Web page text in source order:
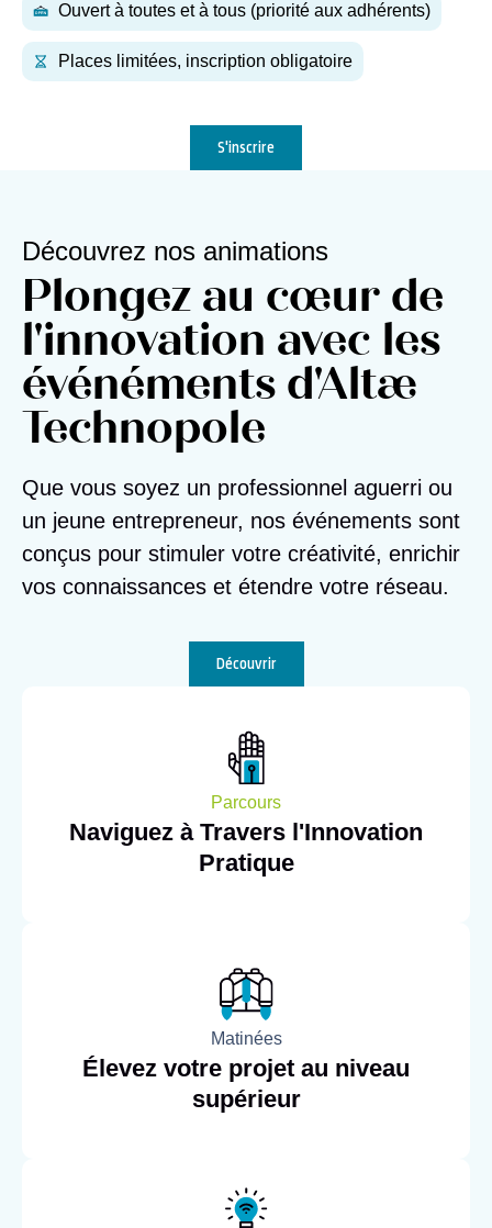
Ouvert à toutes et à tous (priorité aux adhérents)
Places limitées, inscription obligatoire
S'inscrire
Découvrez nos animations
Plongez au cœur de
l'innovation avec les
événéments d'Altæ
Technopole
Que vous soyez un professionnel aguerri ou
un jeune entrepreneur, nos événements sont
conçus pour stimuler votre créativité, enrichir
vos connaissances et étendre votre réseau.
Découvrir
Parcours
Naviguez à Travers l'Innovation
Pratique
Matinées
Élevez votre projet au niveau
supérieur